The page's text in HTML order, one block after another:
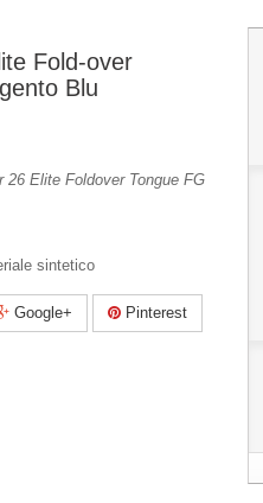
Fold-over
Blu
26 Elite Foldover Tongue FG
sintetico
Google+ Pinterest